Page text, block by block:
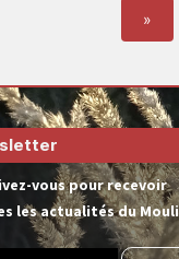
»
vous pour recevoir
les actualités du